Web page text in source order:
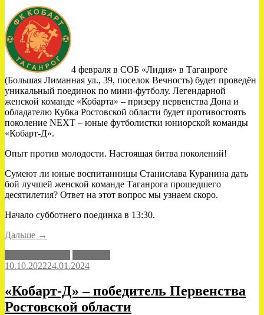
4 февраля в СОБ «Лидия» в Таганроге
(Большая Лиманная ул., 39, поселок Вечность) будет проведён
уникальный поединок по мини-футболу. Легендарной
женской команде «Кобарта» – призеру первенства Дона и
обладателю Кубка Ростовской области будет противостоять
поколение NEXT – юные футболистки юниорской команды
«Кобарт-Д».
Опыт против молодости. Настоящая битва поколений!
Сумеют ли юные воспитанницы Станислава Куранина дать
бой лучшей женской команде Таганрога прошедшего
десятилетия? Ответ на этот вопрос мы узнаем скоро.
Начало субботнего поединка в 13:30.
Дальше «Битва
→
10.10.202224.01.2024
«Кобарт-Д» – победитель Первенства
Ростовской области